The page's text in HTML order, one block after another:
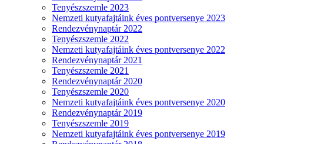
Tenyészszemle 2023
Nemzeti kutyafajtáink éves pontversenye 2023
Rendezvénynaptár 2022
Tenyészszemle 2022
Nemzeti kutyafajtáink éves pontversenye 2022
Rendezvénynaptár 2021
Tenyészszemle 2021
Rendezvénynaptár 2020
Tenyészszemle 2020
Nemzeti kutyafajtáink éves pontversenye 2020
Rendezvénynaptár 2019
Tenyészszemle 2019
Nemzeti kutyafajtáink éves pontversenye 2019